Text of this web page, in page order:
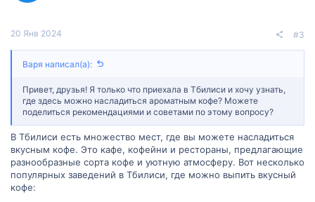
и
в
н
ы
й
г
и
в
н
ы
й
г
20 Янв 2024 #3
Варя написал(а):
Привет, друзья! Я только что приехала в Тбилиси и хочу узнать,
где здесь можно насладиться ароматным кофе? Можете
поделиться рекомендациями и советами по этому вопросу?
В Тбилиси есть множество мест, где вы можете насладиться
вкусным кофе. Это кафе, кофейни и рестораны, предлагающие
разнообразные сорта кофе и уютную атмосферу. Вот несколько
популярных заведений в Тбилиси, где можно выпить вкусный
кофе: